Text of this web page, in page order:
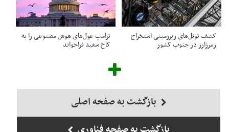
کشف تونل‌های زیرزمینی استخراج
رمرزارز در جنوب کشور
ترامپ غول‌های هوش مصنوعی را به
کاخ سفید فراخواند
بازگشت به صفحه اصلی